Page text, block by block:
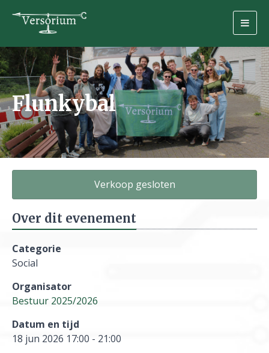
Flunkybal
Verkoop gesloten
Over dit evenement
Categorie
Social
Organisator
Bestuur 2025/2026
Datum en tijd
18 jun 2026 17:00 - 21:00